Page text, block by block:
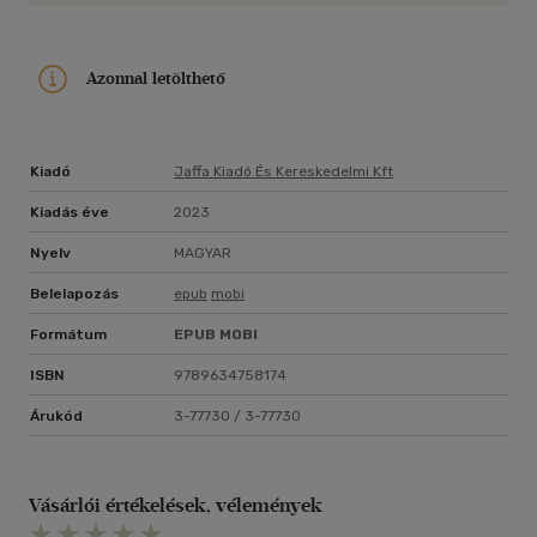
társadalmi és környezeti ára külföldi összehasonlításban
különösen szembetűnő.
Azonnal letölthető
Kiadó Jaffa Kiadó És Kereskedelmi Kft
Kiadás éve 2023
Nyelv MAGYAR
Belelapozás epub mobi
Formátum EPUB MOBI
ISBN 9789634758174
Árukód 3-77730 / 3-77730
Vásárlói értékelések, vélemények